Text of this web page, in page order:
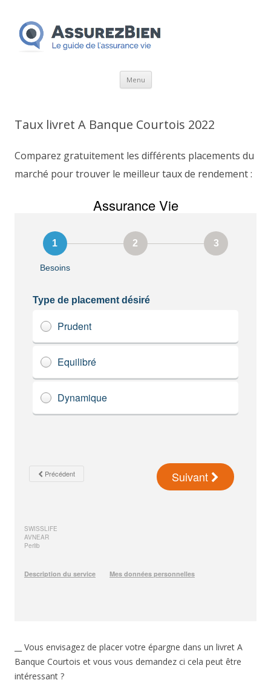
Menu Aller
Taux livret A Banque Courtois 2022
Comparez gratuitement les différents placements du
marché pour trouver le meilleur taux de rendement :
__ Vous envisagez de placer votre épargne dans un livret A
Banque Courtois et vous vous demandez ci cela peut être
intéressant ?